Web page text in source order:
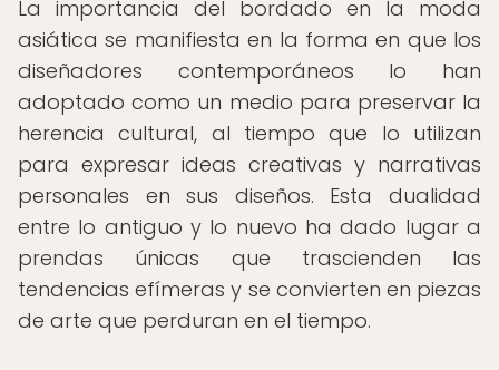
La importancia del bordado en la moda
asiática se manifiesta en la forma en que los
diseñadores contemporáneos lo han
adoptado como un medio para preservar la
herencia cultural, al tiempo que lo utilizan
para expresar ideas creativas y narrativas
personales en sus diseños. Esta dualidad
entre lo antiguo y lo nuevo ha dado lugar a
prendas únicas que trascienden las
tendencias efímeras y se convierten en piezas
de arte que perduran en el tiempo.